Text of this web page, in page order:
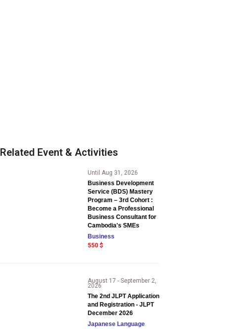
Related Event & Activities
Until Aug 31, 2026
Business Development
Service (BDS) Mastery
Program – 3rd Cohort :
Become a Professional
Business Consultant for
Cambodia's SMEs
Business
550 $
August 17 - September 2,
2026
The 2nd JLPT Application
and Registration - JLPT
December 2026
Japanese Language